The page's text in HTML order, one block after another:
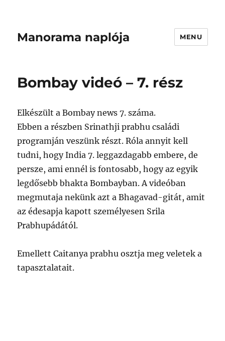
Manorama naplója MENU
Bombay videó – 7. rész
Elkészült a Bombay news 7. száma.
Ebben a részben Srinathji prabhu családi
programján veszünk részt. Róla annyit kell
tudni, hogy India 7. leggazdagabb embere, de
persze, ami ennél is fontosabb, hogy az egyik
legdősebb bhakta Bombayban. A videóban
megmutaja nekünk azt a Bhagavad-gitát, amit
az édesapja kapott személyesen Srila
Prabhupádától.
Emellett Caitanya prabhu osztja meg veletek a
tapasztalatait.